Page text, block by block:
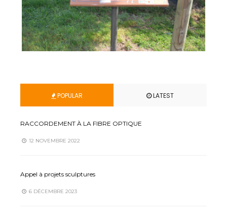
POPULAR LATEST
RACCORDEMENT À LA FIBRE OPTIQUE
12 NOVEMBRE 2022
Appel à projets sculptures
6 DÉCEMBRE 2023